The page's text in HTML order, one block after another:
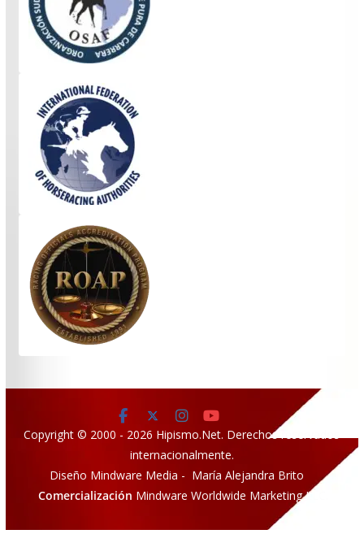
Copyright © 2000 - 2026 Hipismo.Net. Derechos reservados
internacionalmente.
Diseño Mindware Media - María Alejandra Brito
Comercialización Mindware Worldwide Marketing LLC.